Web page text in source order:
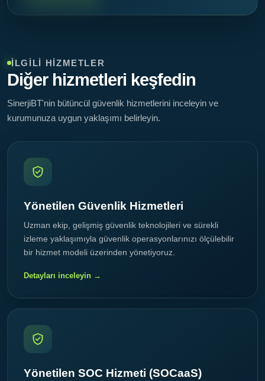
İLGILI HIZMETLER
Diğer hizmetleri keşfedin
SinerjiBT'nin bütüncül güvenlik hizmetlerini inceleyin ve
kurumunuza uygun yaklaşımı belirleyin.
Yönetilen Güvenlik Hizmetleri
Uzman ekip, gelişmiş güvenlik teknolojileri ve sürekli
izleme yaklaşımıyla güvenlik operasyonlarınızı ölçülebilir
bir hizmet modeli üzerinden yönetiyoruz.
Detayları inceleyin →
Yönetilen SOC Hizmeti (SOCaaS)